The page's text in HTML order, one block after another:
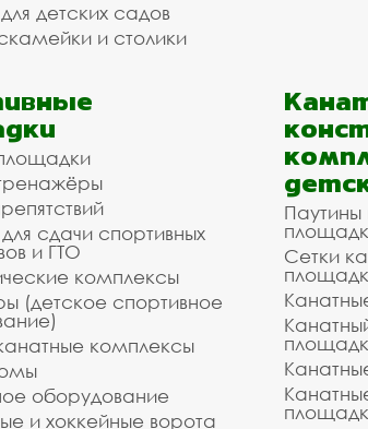
детских садов
и столики
сдачи спортивных
и ГТО
комплексы
(детское спортивное
комплексы
оборудование
и хоккейные ворота
Паутины
Сетки